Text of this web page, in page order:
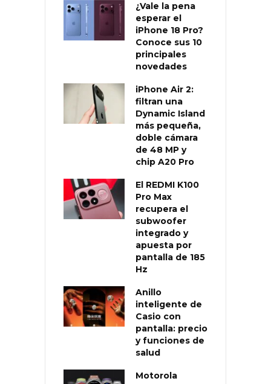
¿Vale la pena
esperar el
iPhone 18 Pro?
Conoce sus 10
principales
novedades
iPhone Air 2:
filtran una
Dynamic Island
más pequeña,
doble cámara
de 48 MP y
chip A20 Pro
El REDMI K100
Pro Max
recupera el
subwoofer
integrado y
apuesta por
pantalla de 185
Hz
Anillo
inteligente de
Casio con
pantalla: precio
y funciones de
salud
Motorola